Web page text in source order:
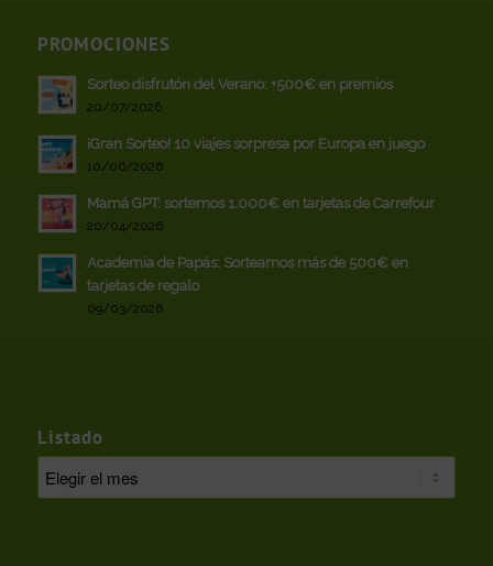
PROMOCIONES
Sorteo disfrutón del Verano: +500€ en premios
20/07/2026
¡Gran Sorteo! 10 viajes sorpresa por Europa en juego
10/06/2026
Mamá GPT: sortemos 1.000€ en tarjetas de Carrefour
20/04/2026
Academia de Papás: Sorteamos más de 500€ en
tarjetas de regalo
09/03/2026
Listado